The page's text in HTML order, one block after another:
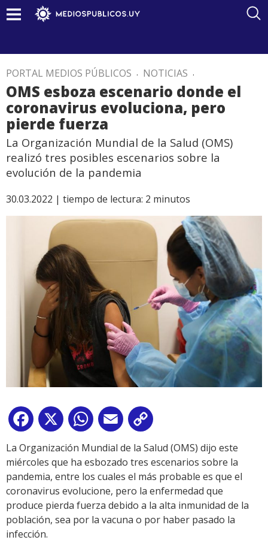
PORTAL MEDIOS PÚBLICOS . NOTICIAS .
OMS esboza escenario donde el
coronavirus evoluciona, pero
pierde fuerza
La Organización Mundial de la Salud (OMS)
realizó tres posibles escenarios sobre la
evolución de la pandemia
30.03.2022 | tiempo de lectura: 2 minutos
Facebook
X WhatsApp
Email
Link
La Organización Mundial de la Salud (OMS) dijo este
miércoles que ha esbozado tres escenarios sobre la
pandemia, entre los cuales el más probable es que el
coronavirus evolucione, pero la enfermedad que
produce pierda fuerza debido a la alta inmunidad de la
población, sea por la vacuna o por haber pasado la
infección.